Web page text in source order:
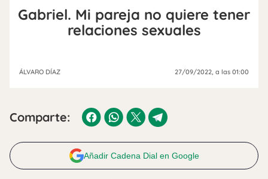
Gabriel. Mi pareja no quiere tener
relaciones sexuales
ÁLVARO DÍAZ 27/09/2022, a las 01:00
Comparte:
Añadir Cadena Dial en Google